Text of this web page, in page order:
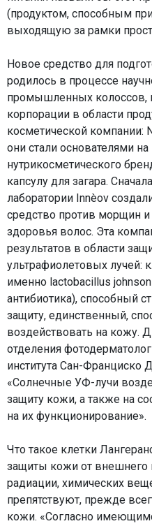
(продуктом, способным
выходящую за рамки
Новое средство для
родилось в процессе
промышленных колоссов,
корпорации в области
косметической компании:
они стали основателями
нутрикосметического
капсулу для загара.
лаборатории Innèov
средство против морщин
здоровья волос. Эта
результатов в области
ультрафиолетовых лучей:
именно lactobacillus
антибиотика), способный
защиту, единственный,
воздействовать на кожу.
отделения
института Сан-Франциско
«Солнечные УФ-лучи
защиту кожи, а также на
на их функционирование».
Что такое клетки
защиты кожи от внешнего
радиации, химических
препятствуют, прежде
кожи. «Согласно